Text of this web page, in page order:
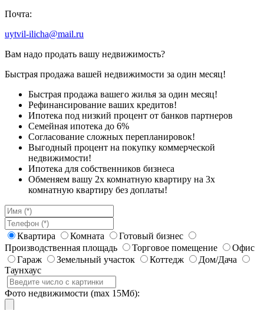
Почта:
uytvil-ilicha@mail.ru
Вам надо продать вашу недвижимость?
Быстрая продажа вашей недвижимости за один месяц!
Быстрая продажа вашего жилья за один месяц!
Рефинансирование ваших кредитов!
Ипотека под низкий процент от банков партнеров
Семейная ипотека до 6%
Согласование сложных перепланировок!
Выгодный процент на покупку коммерческой
недвижимости!
Ипотека для собственников бизнеса
Обменяем вашу 2х комнатную квартиру на 3х
комнатную квартиру без доплаты!
Квартира Комната
Готовый бизнес
Производственная площадь
Торговое помещение
Офис
Гараж
Земельный участок Коттедж
Дом/Дача
Таунхаус
Фото недвижимости (max 15Мб):